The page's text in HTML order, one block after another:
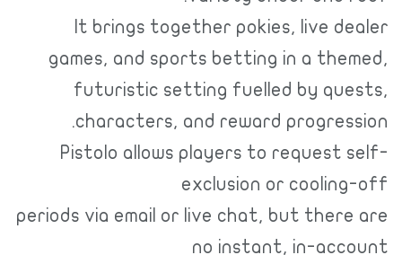
It brings together pokies, live
games, and sports betting in a
futuristic setting fuelled by
characters, and reward
Pistolo allows players to
exclusion or
periods via email or live chat, but
no instant, in-